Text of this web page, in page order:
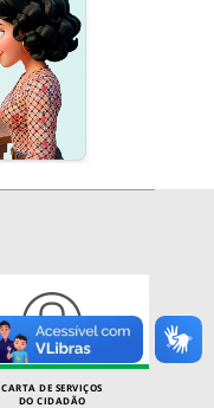
CARTA DE SERVIÇOS
DO CIDADÃO